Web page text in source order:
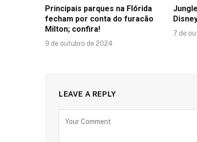
Principais parques na Flórida
fecham por conta do furacão
Milton; confira!
9 de outubro de 2024
7 de
LEAVE A REPLY